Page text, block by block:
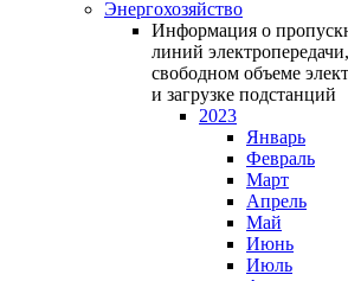
Энергохозяйство
Информация о
линий электропередачи,
свободном объеме
и загрузке подстанций
2023
Январь
Февраль
Март
Апрель
Май
Июнь
Июль